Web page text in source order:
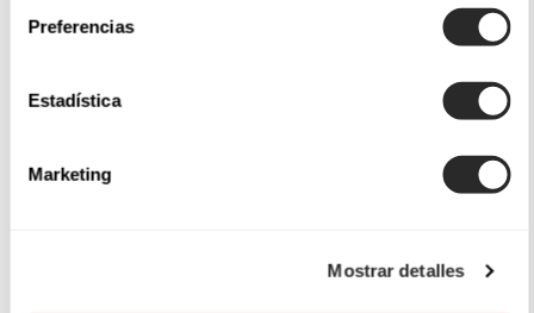
Preferencias
Estadística
Marketing
Mostrar detalles